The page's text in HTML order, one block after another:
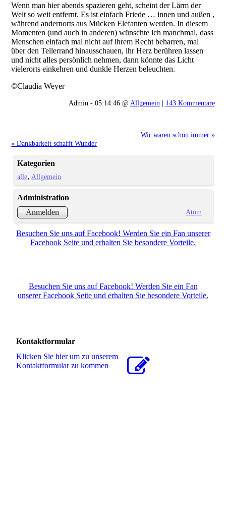
Wenn man hier abends spazieren geht, scheint der Lärm der
Welt so weit entfernt. Es ist einfach Friede … innen und außen ,
während andernorts aus Mücken Elefanten werden. In diesem
Momenten (und auch in anderen) wünschte ich manchmal, dass
Menschen einfach mal nicht auf ihrem Recht beharren, mal
über den Tellerrand hinausschauen, ihr Herz berühren lassen
und nicht alles persönlich nehmen, dann könnte das Licht
vielerorts einkehren und dunkle Herzen beleuchten.
©Claudia Weyer
Admin - 05:14:46 @ Allgemein | 143 Kommentare
Wir waren schon immer »
« Dankbarkeit schafft Wunder
Kategorien
alle Allgemein
Administration
Anmelden
Atom
Besuchen Sie uns auf Facebook! Werden Sie ein Fan unserer
Facebook Seite und erhalten Sie besondere Vorteile.
Besuchen Sie uns auf Facebook! Werden Sie ein Fan
unserer Facebook Seite und erhalten Sie besondere Vorteile.
Kontaktformular
Klicken Sie hier um zu unserem
Kon­takt­for­mu­lar zu kommen